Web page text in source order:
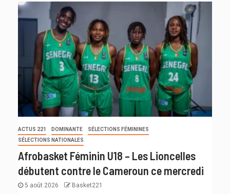
ACTUS 221 DOMINANTE
SÉLECTIONS FÉMININES
SÉLECTIONS NATIONALES
Afrobasket Féminin U18 – Les Lioncelles
débutent contre le Cameroun ce mercredi
5 août 2026 Basket221